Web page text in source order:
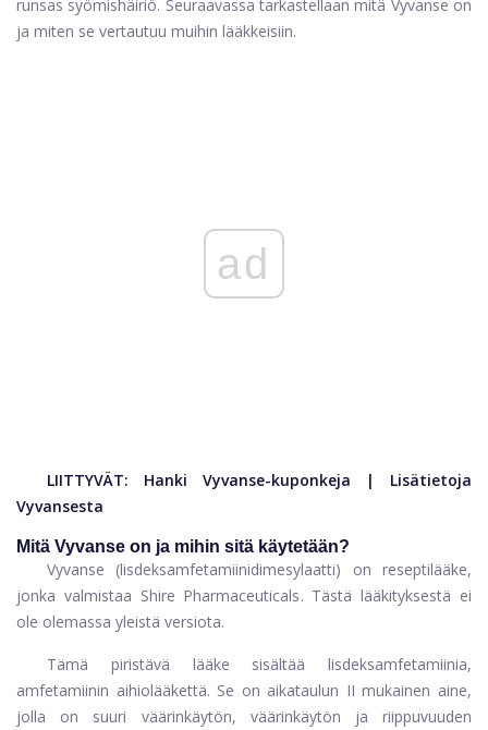
runsas syömishäiriö. Seuraavassa tarkastellaan mitä Vyvanse on
ja miten se vertautuu muihin lääkkeisiin.
ad
LIITTYVÄT: Hanki Vyvanse-kuponkeja |
Lisätietoja
Vyvansesta
Mitä Vyvanse on ja mihin sitä käytetään?
Vyvanse (lisdeksamfetamiinidimesylaatti) on reseptilääke,
jonka valmistaa Shire Pharmaceuticals. Tästä lääkityksestä ei
ole olemassa yleistä versiota.
Tämä piristävä lääke sisältää lisdeksamfetamiinia,
amfetamiinin aihiolääkettä. Se on aikataulun II mukainen aine,
jolla on suuri väärinkäytön, väärinkäytön ja riippuvuuden